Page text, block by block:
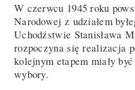
W czerwcu 1945 roku
Narodowej z udziałem
Uchodźstwie Stanisława
rozpoczyna się realizacja
kolejnym etapem miały
wybory.